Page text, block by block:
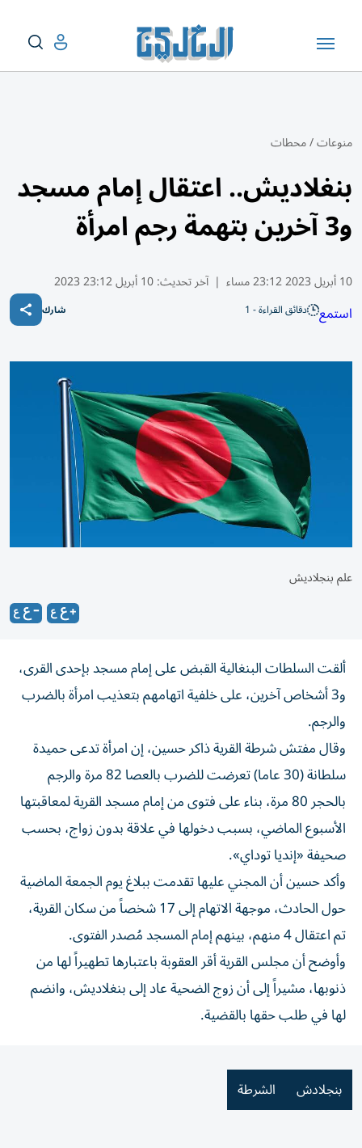
منوعات/محطات
بنغلاديش.. اعتقال إمام مسجد
و3 آخرين بتهمة رجم امرأة
10 أبريل 2023 23:12 مساء | آخر تحديث:10 أبريل 23:12 2023
استمع دقائق القراءة - 1 شارك
علم بنجلاديش
ألقت السلطات البنغالية القبض على إمام مسجد بإحدى القرى،
و3 أشخاص آخرين، على خلفية اتهامهم بتعذيب امرأة بالضرب
والرجم.
وقال مفتش شرطة القرية ذاكر حسين، إن امرأة تدعى حميدة
سلطانة (30 عاما) تعرضت للضرب بالعصا 82 مرة والرجم
بالحجر 80 مرة، بناء على فتوى من إمام مسجد القرية لمعاقبتها
الأسبوع الماضي، بسبب دخولها في علاقة بدون زواج، بحسب
صحيفة «إنديا توداي».
وأكد حسين أن المجني عليها تقدمت ببلاغ يوم الجمعة الماضية
حول الحادث، موجهة الاتهام إلى 17 شخصاً من سكان القرية،
تم اعتقال 4 منهم، بينهم إمام المسجد مُصدر الفتوى.
وأوضح أن مجلس القرية أقر العقوبة باعتبارها تطهيراً لها من
ذنوبها، مشيراً إلى أن زوج الضحية عاد إلى بنغلاديش، وانضم
لها في طلب حقها بالقضية.
بنجلادش الشرطة